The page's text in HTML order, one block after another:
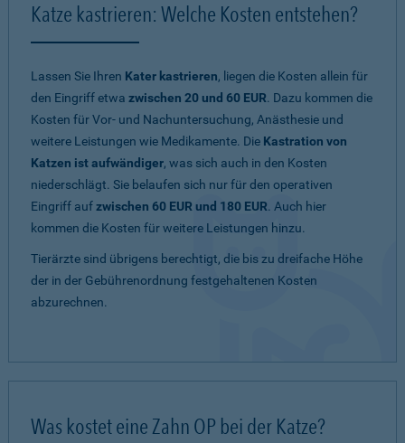
Katze kastrieren: Welche Kosten entstehen?
Lassen Sie Ihren Kater kastrieren, liegen die Kosten allein für
den Eingriff etwa zwischen 20 und 60 EUR. Dazu kommen die
Kosten für Vor- und Nachuntersuchung, Anästhesie und
weitere Leistungen wie Medikamente. Die Kastration von
Katzen ist aufwändiger, was sich auch in den Kosten
niederschlägt. Sie belaufen sich nur für den operativen
Eingriff aufzwischen 60 EUR und 180 EUR. Auch hier
kommen die Kosten für weitere Leistungen hinzu.
Tierärzte sind übrigens berechtigt, die bis zu dreifache Höhe
der in der Gebührenordnung festgehaltenen Kosten
abzurechnen.
Was kostet eine Zahn OP bei der Katze?